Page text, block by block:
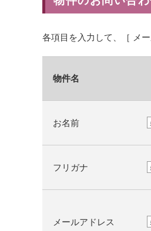
各項目を入力して、［ メ
物件名
お名前
フリガナ
メールアドレス